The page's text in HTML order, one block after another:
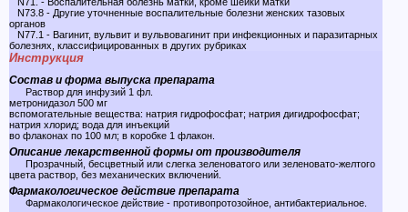
N73.8 - Другие уточненные воспалительные болезни женских тазовых
органов
N77.1 - Вагинит, вульвит и вульвовагинит при инфекционных и паразитарных
болезнях, классифицированных в других рубриках
Инструкция
Состав и форма выпуска препарата
Раствор для инфузий 1 фл.
метронидазол 500 мг
вспомогательные вещества: натрия гидрофосфат; натрия дигидрофосфат;
натрия хлорид; вода для инъекций
во флаконах по 100 мл; в коробке 1 флакон.
Описание лекарственной формы от производителя
Прозрачный, бесцветный или слегка зеленоватого или зеленовато-желтого
цвета раствор, без механических включений.
Фармакологическое действие препарата
Фармакологическое действие - противопротозойное, антибактериальное.